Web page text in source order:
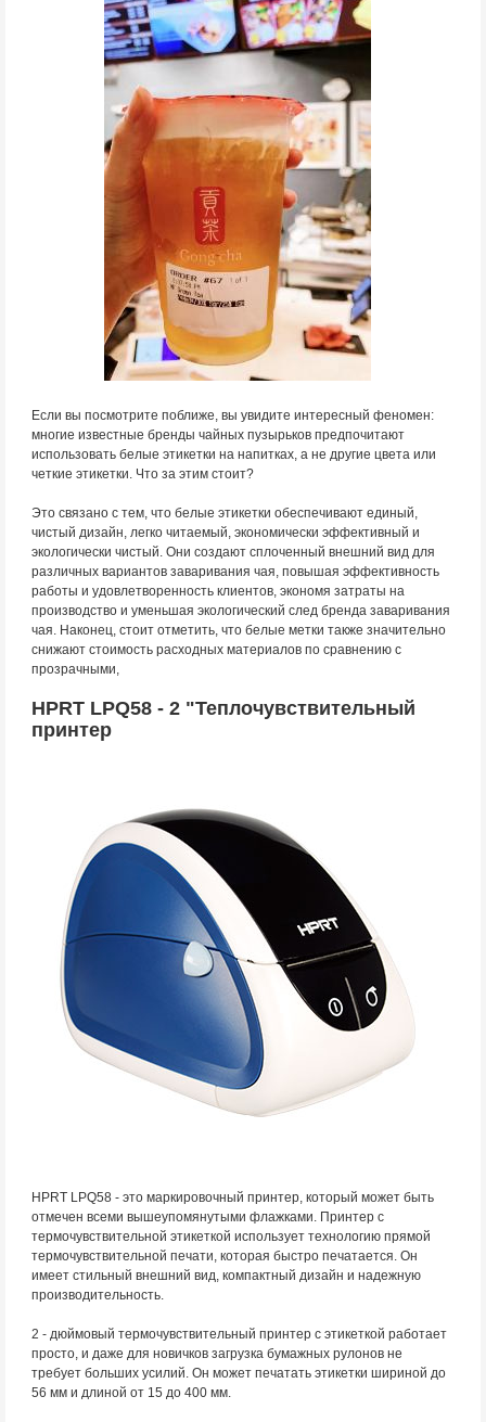
Если вы посмотрите поближе, вы увидите интересный феномен:
многие известные бренды чайных пузырьков предпочитают
использовать белые этикетки на напитках, а не другие цвета или
четкие этикетки. Что за этим стоит?
Это связано с тем, что белые этикетки обеспечивают единый,
чистый дизайн, легко читаемый, экономически эффективный и
экологически чистый. Они создают сплоченный внешний вид для
различных вариантов заваривания чая, повышая эффективность
работы и удовлетворенность клиентов, экономя затраты на
производство и уменьшая экологический след бренда заваривания
чая. Наконец, стоит отметить, что белые метки также значительно
снижают стоимость расходных материалов по сравнению с
прозрачными,
HPRT LPQ58 - 2 "Теплочувствительный
принтер
HPRT LPQ58 - это маркировочный принтер, который может быть
отмечен всеми вышеупомянутыми флажками. Принтер с
термочувствительной этикеткой использует технологию прямой
термочувствительной печати, которая быстро печатается. Он
имеет стильный внешний вид, компактный дизайн и надежную
производительность.
2 - дюймовый термочувствительный принтер с этикеткой работает
просто, и даже для новичков загрузка бумажных рулонов не
требует больших усилий. Он может печатать этикетки шириной до
56 мм и длиной от 15 до 400 мм.